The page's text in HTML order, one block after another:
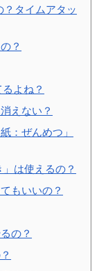
タイムアタッ
？
よね？
えない？
：ぜんめつ」
は使えるの？
もいいの？
の？